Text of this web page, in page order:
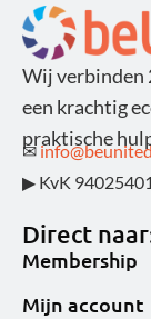
Wij verbinden
een krachtig
praktische
✉
▶ KvK 94025401
Direct
Membership
Mijn account